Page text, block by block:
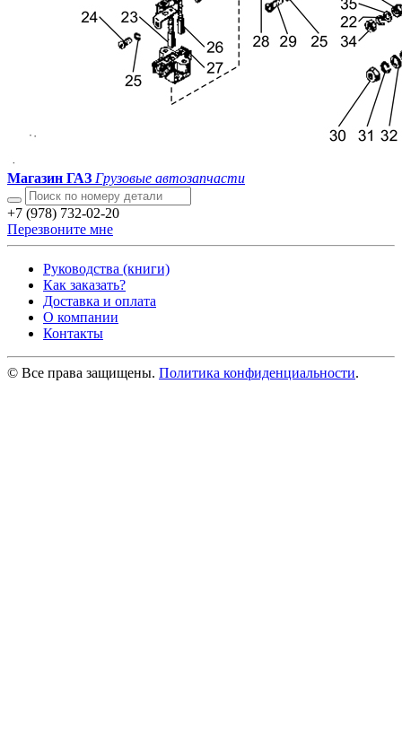
Магазин ГАЗ Грузовые автозапчасти
+7 (978) 732-02-20
Перезвоните мне
Руководства (книги)
Как заказать?
Доставка и оплата
О компании
Контакты
© Все права защищены. Политика конфиденциальности.